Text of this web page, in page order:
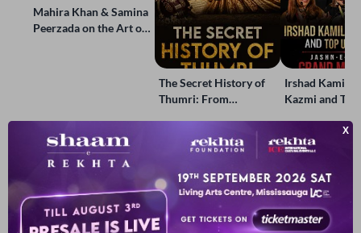
Mahira Khan & Samina
Peerzada on the Art of
The Secret History of
Thumri: From
Irshad Kamil,
Kazmi and
e-Rekhta
Mushaira
آپ یہ بھی پڑھ سکتے ہیں
ہماری پسند